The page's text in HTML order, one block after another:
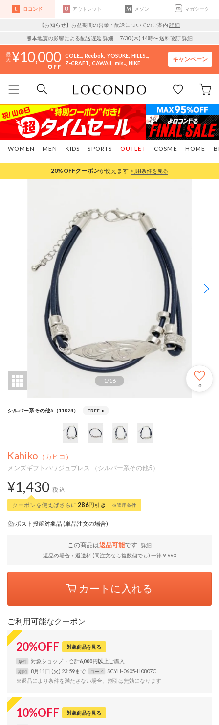
ロコンド アウトレット メゾン マガシーク
【お知らせ】お盆期間の営業・配送についてのご案内 詳細
熊本地震の影響による配送遅延 詳細 ｜7/30 (木) 14時〜 送料改訂詳細
10,000 COLE.. Reebok YOSUKE HILLS..
Z-CRAFT CAWAII mis.. NIKE
キャンペーン
WOMEN MEN KIDS SPORTS COSME HOME
OUTLET
20%OFFクーポンが使えます 利用条件を見る
1/16
0
シルバー系その他5（11024） FREE ○
Kahiko （カヒコ）
メンズギフトハワジュブレス （シルバー系その他5）
¥1,430 税込
クーポンを使えばさらに 286円引き！ ※適用条件
ポスト投函対象品 (単品注文の場合)
この商品は返品可能です
詳細
返品の場合：返送料 (同注文なら複数個でも) 一律￥660
カートに入れる
ご利用可能なクーポン
20%OFF 対象商品を見る
条件 対象ショップ 合計6,000円以上
期間 8月11日 (火) 23:59まで コード
SCYH-0605-H0807C
※返品により条件を満たさない場合、割引は無効になります
10%OFF 対象商品を見る